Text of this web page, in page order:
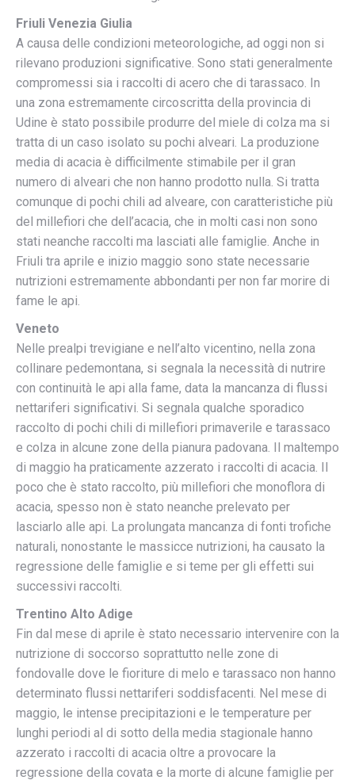
Friuli Venezia Giulia
A causa delle condizioni meteorologiche, ad oggi non si
rilevano produzioni significative. Sono stati generalmente
compromessi sia i raccolti di acero che di tarassaco. In
una zona estremamente circoscritta della provincia di
Udine è stato possibile produrre del miele di colza ma si
tratta di un caso isolato su pochi alveari. La produzione
media di acacia è difficilmente stimabile per il gran
numero di alveari che non hanno prodotto nulla. Si tratta
comunque di pochi chili ad alveare, con caratteristiche più
del millefiori che dell’acacia, che in molti casi non sono
stati neanche raccolti ma lasciati alle famiglie. Anche in
Friuli tra aprile e inizio maggio sono state necessarie
nutrizioni estremamente abbondanti per non far morire di
fame le api.
Veneto
Nelle prealpi trevigiane e nell’alto vicentino, nella zona
collinare pedemontana, si segnala la necessità di nutrire
con continuità le api alla fame, data la mancanza di flussi
nettariferi significativi. Si segnala qualche sporadico
raccolto di pochi chili di millefiori primaverile e tarassaco
e colza in alcune zone della pianura padovana. Il maltempo
di maggio ha praticamente azzerato i raccolti di acacia. Il
poco che è stato raccolto, più millefiori che monoflora di
acacia, spesso non è stato neanche prelevato per
lasciarlo alle api. La prolungata mancanza di fonti trofiche
naturali, nonostante le massicce nutrizioni, ha causato la
regressione delle famiglie e si teme per gli effetti sui
successivi raccolti.
Trentino Alto Adige
Fin dal mese di aprile è stato necessario intervenire con la
nutrizione di soccorso soprattutto nelle zone di
fondovalle dove le fioriture di melo e tarassaco non hanno
determinato flussi nettariferi soddisfacenti. Nel mese di
maggio, le intense precipitazioni e le temperature per
lunghi periodi al di sotto della media stagionale hanno
azzerato i raccolti di acacia oltre a provocare la
regressione della covata e la morte di alcune famiglie per